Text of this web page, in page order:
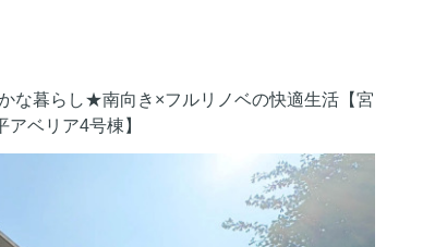
な暮らし★南向き×フルリノベの快適生活【宮
アベリア4号棟】